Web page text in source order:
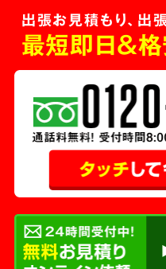
出張お見積もり、出
最短即日＆